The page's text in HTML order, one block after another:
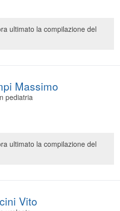
cloud
ultimato la compilazione del
Massimo
pediatria
ultimato la compilazione del
Vito